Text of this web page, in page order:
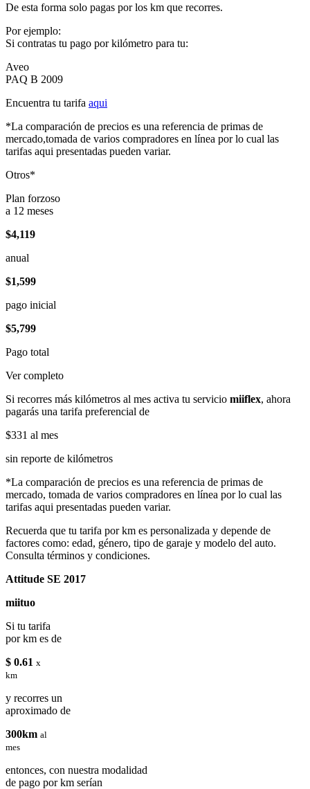
De esta forma solo pagas por los km que recorres.
Por ejemplo:
Si contratas tu pago por kilómetro para tu:
Aveo
PAQ B 2009
Encuentra tu tarifa aqui
*La comparación de precios es una referencia de primas de
mercado,tomada de varios compradores en línea por lo cual las
tarifas aqui presentadas pueden variar.
Otros*
Plan forzoso
a 12 meses
$4,119
anual
$1,599
pago inicial
$5,799
Pago total
Ver completo
Si recorres más kilómetros al mes activa tu servicio miiflex, ahora
pagarás una tarifa preferencial de
$331 al mes
sin reporte de kilómetros
*La comparación de precios es una referencia de primas de
mercado, tomada de varios compradores en línea por lo cual las
tarifas aqui presentadas pueden variar.
Recuerda que tu tarifa por km es personalizada y depende de
factores como: edad, género, tipo de garaje y modelo del auto.
Consulta términos y condiciones.
Attitude SE 2017
miituo
Si tu tarifa
por km es de
$ 0.61 x
km
y recorres un
aproximado de
300km al
mes
entonces, con nuestra modalidad
de pago por km serían